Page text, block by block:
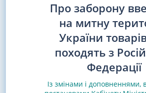
Про заборону
на митну
України
походять з
Федерації
Із змінами і доповненнями,